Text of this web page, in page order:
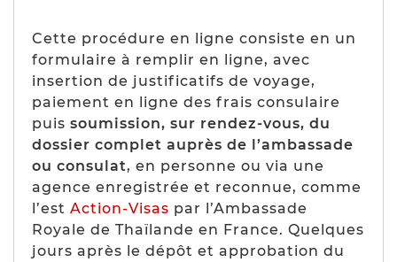
Cette procédure en ligne consiste en un
formulaire à remplir en ligne, avec
insertion de justificatifs de voyage,
paiement en ligne des frais consulaire
puis soumission, sur rendez-vous, du
dossier complet auprès de l’ambassade
ou consulat, en personne ou via une
agence enregistrée et reconnue, comme
l’est Action-Visas par l’Ambassade
Royale de Thaïlande en France. Quelques
jours après le dépôt et approbation du